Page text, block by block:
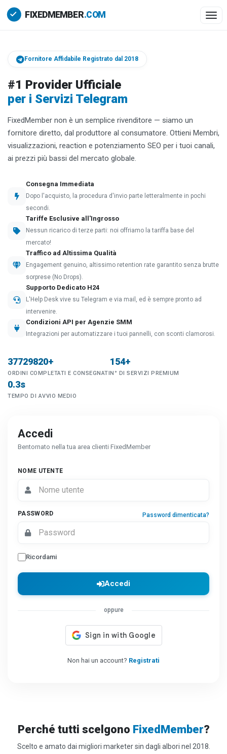
Fornitore Affidabile Registrato dal 2018
#1 Provider Ufficiale
per i Servizi Telegram
FixedMember non è un semplice rivenditore — siamo un
fornitore diretto, dal produttore al consumatore. Ottieni Membri,
visualizzazioni, reaction e potenziamento SEO per i tuoi canali,
ai prezzi più bassi del mercato globale.
Consegna Immediata
Dopo l'acquisto, la procedura d'invio parte letteralmente in pochi
secondi.
Tariffe Esclusive all'Ingrosso
Nessun ricarico di terze parti: noi offriamo la tariffa base del
mercato!
Traffico ad Altissima Qualità
Engagement genuino, altissimo retention rate garantito senza brutte
sorprese (No Drops).
Supporto Dedicato H24
L'Help Desk vive su Telegram e via mail, ed è sempre pronto ad
intervenire.
Condizioni API per Agenzie SMM
Integrazioni per automatizzare i tuoi pannelli, con sconti clamorosi.
37729820+
ORDINI COMPLETATI E CONSEGNATI
154+
N° DI SERVIZI PREMIUM
0.3s
TEMPO DI AVVIO MEDIO
Accedi
Bentornato nella tua area clienti FixedMember
NOME UTENTE
PASSWORD Password dimenticata?
Ricordami
Accedi
oppure
Non hai un account? Registrati
Perché tutti scelgono FixedMember?
Scelto e amato dai migliori marketer sin dagli albori nel 2018.